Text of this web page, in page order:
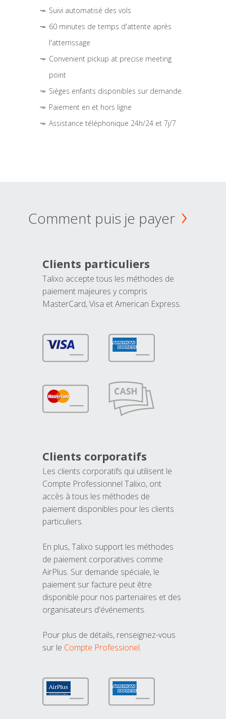
Suivi automatisé des vols
60 minutes de temps d'attente après
l'atterrissage
Convenient pickup at precise meeting
point
Sièges enfants disponibles sur demande.
Paiement en et hors ligne
Assistance téléphonique 24h/24 et 7j/7
Comment puis je payer
Clients particuliers
Talixo accepte tous les méthodes de
paiement majeures y compris
MasterCard, Visa et American Express.
Clients corporatifs
Les clients corporatifs qui utilisent le
Compte Professionnel Talixo, ont
accès à tous les méthodes de
paiement disponibles pour les clients
particuliers.
En plus, Talixo support les méthodes
de paiement corporatives comme
AirPlus. Sur demande spéciale, le
paiement sur facture peut être
disponible pour nos partenaires et des
organisateurs d'événements.
Pour plus de détails, renseignez-vous
sur le Compte Professionel.